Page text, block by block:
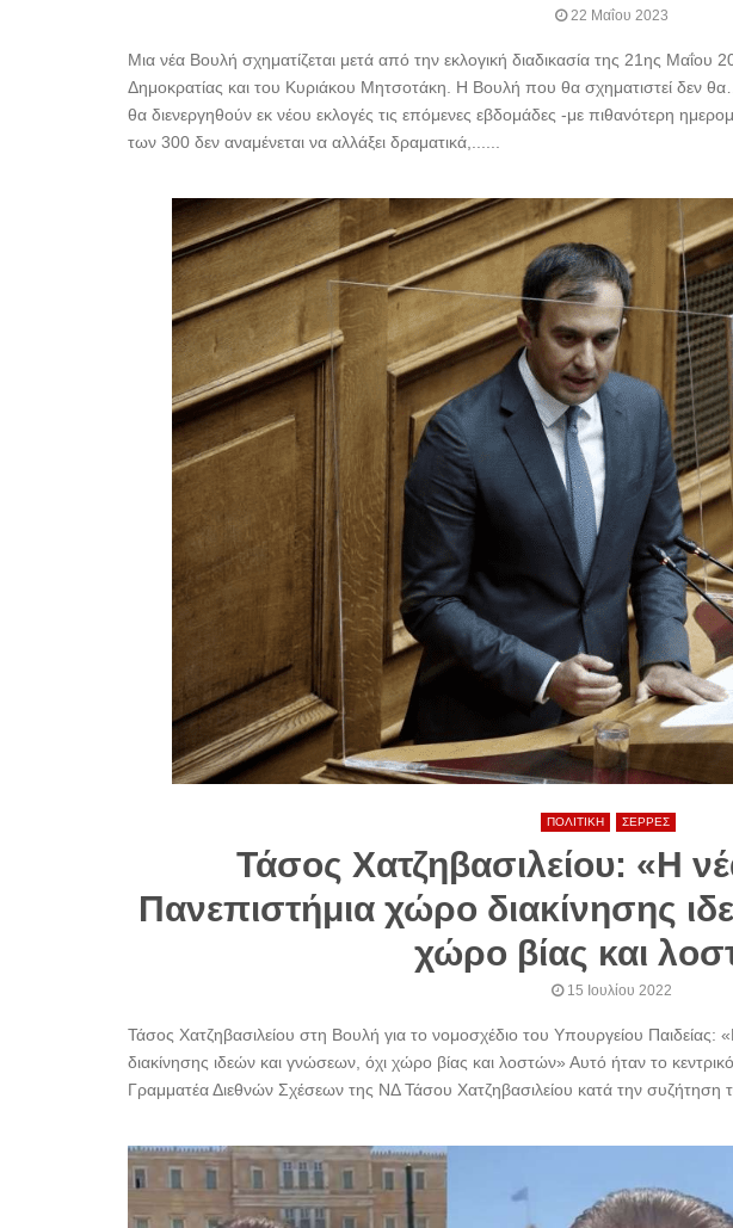
22 Μαΐου 2023
Μια νέα Βουλή σχηματίζεται μετά από την εκλογική διαδικασία της 21ης Μαΐου
Δημοκρατίας και του Κυριάκου Μητσοτάκη. Η Βουλή που θα σχηματιστεί δεν
θα διενεργηθούν εκ νέου εκλογές τις επόμενες εβδομάδες -με πιθανότερη
των 300 δεν αναμένεται να αλλάξει δραματικά,......
ΠΟΛΙΤΙΚΗ ΣΕΡΡΕΣ
Τάσος Χατζηβασιλείου: «Η
Πανεπιστήμια χώρο διακίνησης
χώρο βίας και
15 Ιουλίου 2022
Τάσος Χατζηβασιλείου στη Βουλή για το νομοσχέδιο του Υπουργείου Παιδείας:
διακίνησης ιδεών και γνώσεων, όχι χώρο βίας και λοστών» Αυτό ήταν το
Γραμματέα Διεθνών Σχέσεων της ΝΔ Τάσου Χατζηβασιλείου κατά την συζήτηση